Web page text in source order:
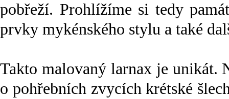
pobřeží. Prohlížíme si tedy
prvky mykénského stylu a také
Takto malovaný larnax je unikát.
o pohřebních zvycích krétské